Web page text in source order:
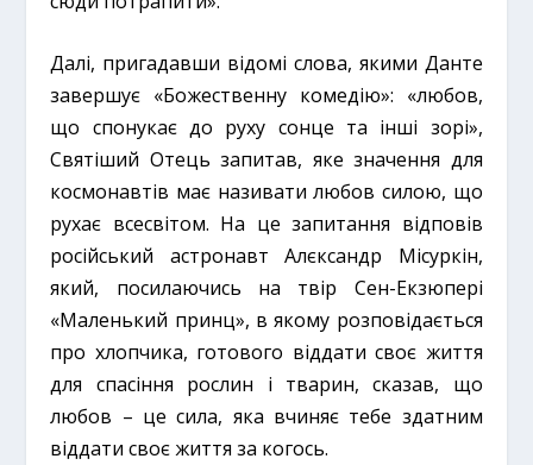
Далі, пригадавши відомі слова, якими Данте
завершує «Божественну комедію»: «любов,
що спонукає до руху сонце та інші зорі»,
Святіший Отець запитав, яке значення для
космонавтів має називати любов силою, що
рухає всесвітом. На це запитання відповів
російський астронавт Алєксандр Місуркін,
який, посилаючись на твір Сен-Екзюпері
«Маленький принц», в якому розповідається
про хлопчика, готового віддати своє життя
для спасіння рослин і тварин, сказав, що
любов – це сила, яка вчиняє тебе здатним
віддати своє життя за когось.